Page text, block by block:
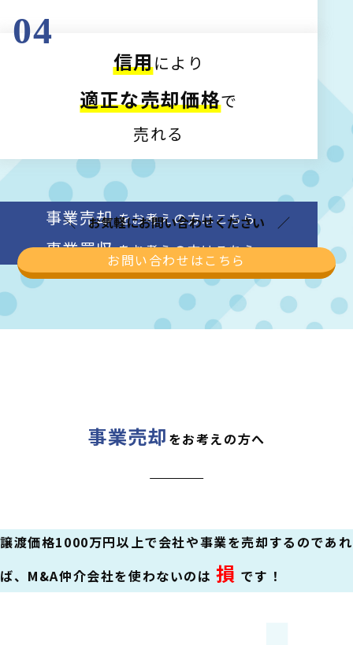
事業売却をお考えの方はこちら
事業買収をお考えの方はこちら
04
信用により
適正な売却価格で
売れる
お気軽にお問い合わせください
お問い合わせはこちら
事業売却 をお考えの方へ
譲渡価格1000万円以上で会社や事業を売却するのであれ
ば、M&A仲介会社を使わないのは損 です！